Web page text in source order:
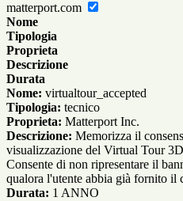
matterport.com
Nome
Tipologia
Proprieta
Descrizione
Durata
Nome: virtualtour_accepted
Tipologia: tecnico
Proprieta: Matterport Inc.
Descrizione: Memorizza il
visualizzazione del Virtual Tour
Consente di non ripresentare il
qualora l'utente abbia già fornito il
Durata: 1 ANNO